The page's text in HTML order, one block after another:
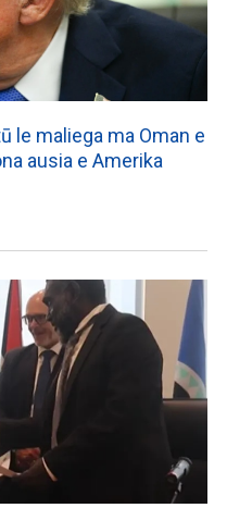
le maliega ma Oman e
ausia e Amerika